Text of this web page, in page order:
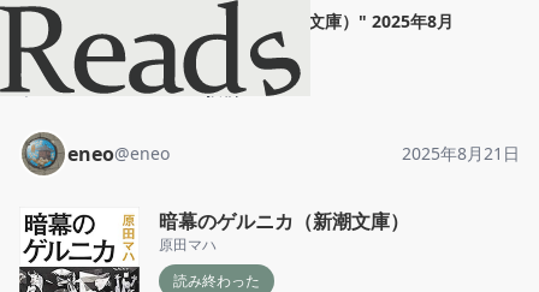
暗幕のゲルニカ（新潮文庫） " 2025年8月
21日
ホーム
eneo 投稿
eneo@eneo 2025年8月21日
暗幕のゲルニカ（新潮文庫）
原田マハ
読み終わった